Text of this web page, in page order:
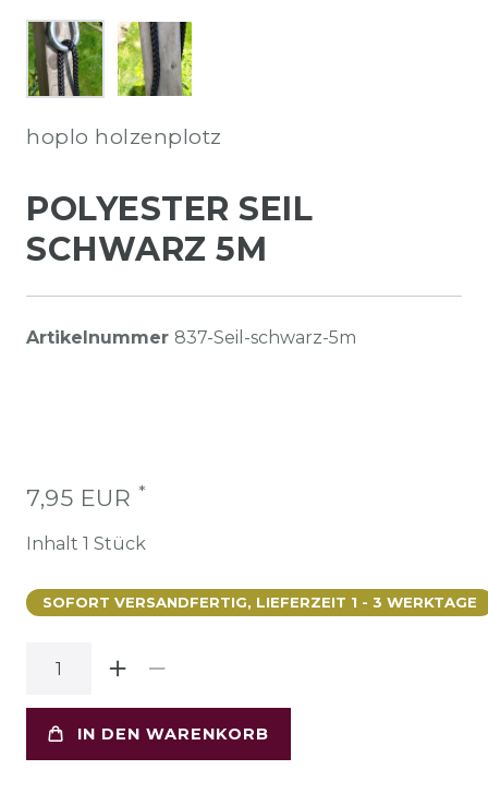
hoplo holzenplotz
POLYESTER SEIL
SCHWARZ 5M
Artikelnummer 837-Seil-schwarz-5m
7,95 EUR *
Inhalt 1 Stück
SOFORT VERSANDFERTIG, LIEFERZEIT 1 - 3 WERKTAGE
IN DEN WARENKORB